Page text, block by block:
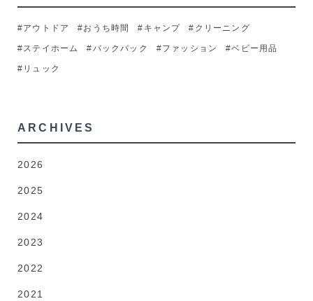
#アウトドア #おうち時間 #キャンプ #クリーニング
#ステイホーム #バックパック #ファッション #ベビー用品
#リュック
ARCHIVES
2026
2025
2024
2023
2022
2021